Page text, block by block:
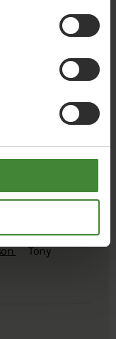
Nilsson
Tony